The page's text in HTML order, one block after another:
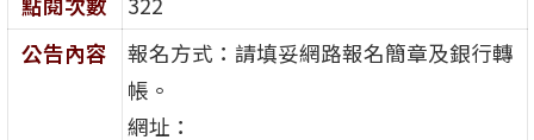
公告內容
報名方式：請填妥網路報名簡章及銀行轉
帳。
網址：